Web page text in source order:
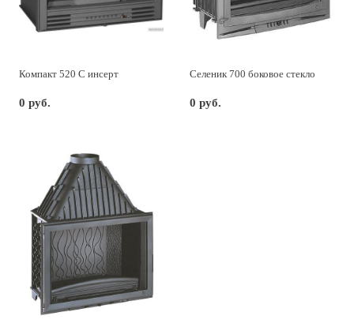
Компакт 520 С инсерт
0 руб.
Селеник 700 боковое стекло
0 руб.